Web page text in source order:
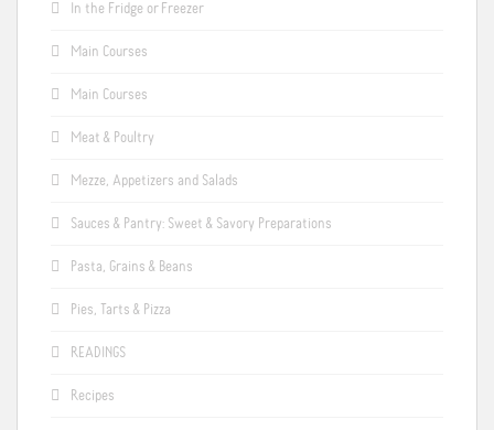
In the Fridge or Freezer
Main Courses
Main Courses
Meat & Poultry
Mezze, Appetizers and Salads
Sauces & Pantry: Sweet & Savory Preparations
Pasta, Grains & Beans
Pies, Tarts & Pizza
READINGS
Recipes